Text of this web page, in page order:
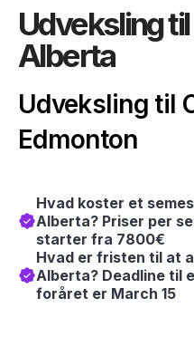
Udveksling
Alberta
Udveksling til
Edmonton
Hvad koster et
Alberta? Priser per
starter fra 7800€
Hvad er fristen til at
Alberta? Deadline til
foråret er March 15